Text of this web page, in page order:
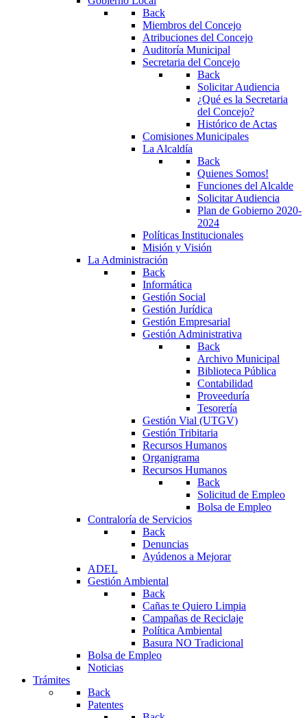
Back
Miembros del Concejo
Atribuciones del Concejo
Auditoría Municipal
Secretaria del Concejo
Back
Solicitar Audiencia
¿Qué es la Secretaria
del Concejo?
Histórico de Actas
Comisiones Municipales
La Alcaldía
Back
Quienes Somos!
Funciones del Alcalde
Solicitar Audiencia
Plan de Gobierno 2020-
2024
Políticas Institucionales
Misión y Visión
La Administración
Back
Informática
Gestión Social
Gestión Jurídica
Gestión Empresarial
Gestión Administrativa
Back
Archivo Municipal
Biblioteca Pública
Contabilidad
Proveeduría
Tesorería
Gestión Vial (UTGV)
Gestión Tribitaria
Recursos Humanos
Organigrama
Recursos Humanos
Back
Solicitud de Empleo
Bolsa de Empleo
Contraloría de Servicios
Back
Denuncias
Ayúdenos a Mejorar
ADEL
Gestión Ambiental
Back
Cañas te Quiero Limpia
Campañas de Reciclaje
Política Ambiental
Basura NO Tradicional
Bolsa de Empleo
Noticias
Trámites
Back
Patentes